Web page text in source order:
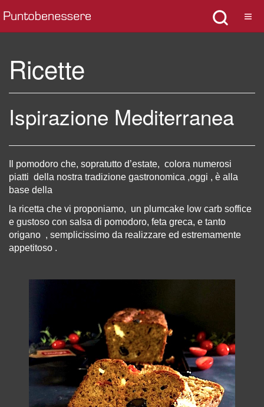
Ricette
Ispirazione Mediterranea
Il pomodoro che, sopratutto d’estate, colora numerosi
piatti della nostra tradizione gastronomica ,oggi , è alla
base della
la ricetta che vi proponiamo, un plumcake low carb soffice
e gustoso con salsa di pomodoro, feta greca, e tanto
origano , semplicissimo da realizzare ed estremamente
appetitoso .